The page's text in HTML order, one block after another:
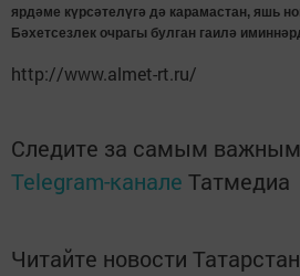
ярдәме күрсәтелүгә дә карамастан, яшь
Бәхетсезлек очрагы булган гаилә
http://www.almet-rt.ru/
Следите за самым
Telegram-канале Татмедиа
Читайте новости